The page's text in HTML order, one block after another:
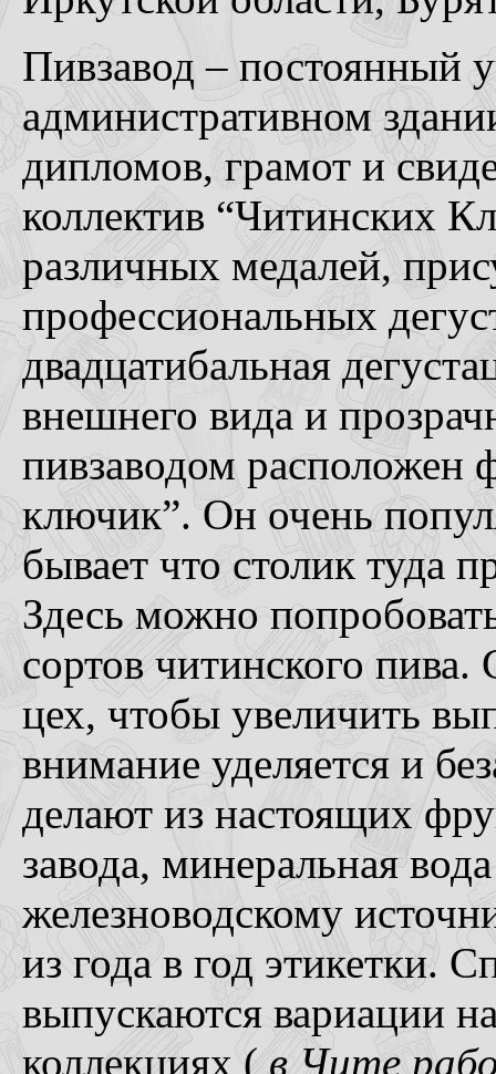
Пивзавод – постоянный
административном
дипломов, грамот и
коллектив “Читинских
различных медалей,
профессиональных
двадцатибальная
внешнего вида и
пивзаводом расположен
ключик”. Он очень
бывает что столик туда
Здесь можно
сортов читинского
цех, чтобы увеличить
внимание уделяется и
делают из настоящих
завода, минеральная
железноводскому
из года в год этикетки.
выпускаются вариации
коллекциях (в Чите